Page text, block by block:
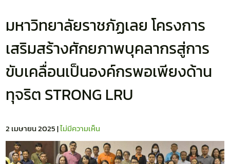
มหาวิทยาลัยราชภัฏเลย โครงการ
เสริมสร้างศักยภาพบุคลากรสู่การ
ขับเคลื่อนเป็นองค์กรพอเพียงด้าน
ทุจริต STRONG LRU
2 เมษายน 2025|ไม่มีความเห็น